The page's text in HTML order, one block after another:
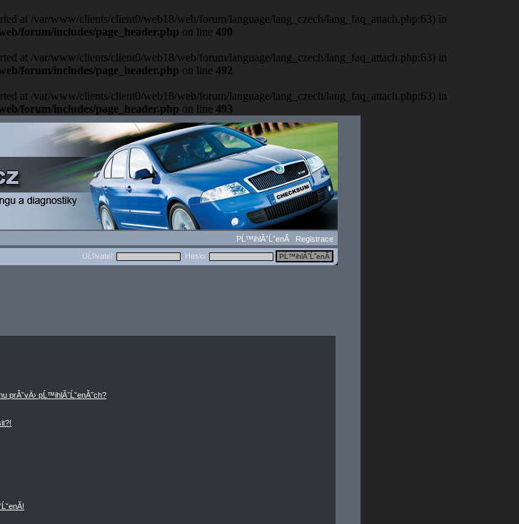
at /var/www/clients/client0/web18/web/forum/language/lang_czech/lang_faq_attach.php:63) in
forum/includes/page_header.php on line 490
at /var/www/clients/client0/web18/web/forum/language/lang_czech/lang_faq_attach.php:63) in
forum/includes/page_header.php on line 492
at /var/www/clients/client0/web18/web/forum/language/lang_czech/lang_faq_attach.php:63) in
forum/includes/page_header.php on line 493
PĹ™ihlĂˇĹˇenĂ­
Registrace
UĹľivatel:
Heslo:
prĂˇvÄ› pĹ™ihlĂˇĹˇenĂ˝ch?